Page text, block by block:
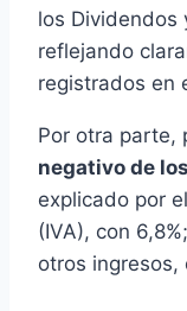
los Dividendos
reflejando
registrados en
Por otra parte,
negativo de
explicado por
(IVA), con
otros ingresos,